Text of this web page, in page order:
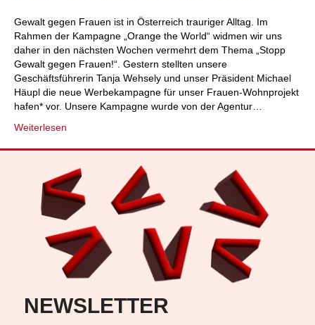
Gewalt gegen Frauen ist in Österreich trauriger Alltag. Im
Rahmen der Kampagne „Orange the World“ widmen wir uns
daher in den nächsten Wochen vermehrt dem Thema „Stopp
Gewalt gegen Frauen!“. Gestern stellten unsere
Geschäftsführerin Tanja Wehsely und unser Präsident Michael
Häupl die neue Werbekampagne für unser Frauen-Wohnprojekt
hafen* vor. Unsere Kampagne wurde von der Agentur…
Weiterlesen
NEWSLETTER